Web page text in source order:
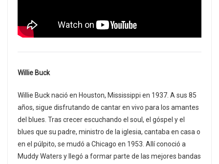
Willie Buck
Willie Buck nació en Houston, Mississippi en 1937. A sus 85
años, sigue disfrutando de cantar en vivo para los amantes
del blues. Tras crecer escuchando el soul, el góspel y el
blues que su padre, ministro de la iglesia, cantaba en casa o
en el púlpito, se mudó a Chicago en 1953. Allí conoció a
Muddy Waters y llegó a formar parte de las mejores bandas